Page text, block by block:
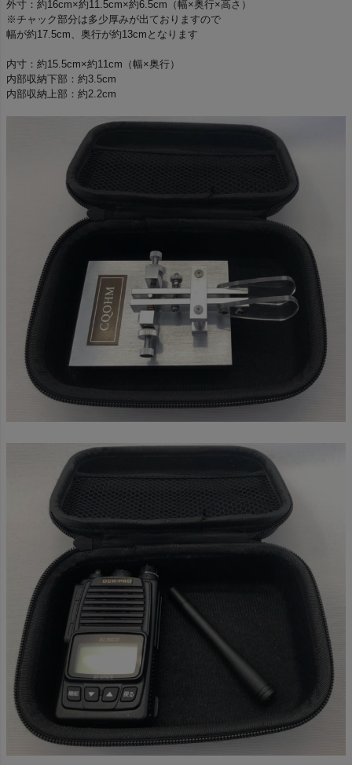
外寸：約16cm×約11.5cm×約6.5cm（幅×奥行×高さ）
※チャック部分は多少厚みが出ておりますので
幅が約17.5cm、奥行が約13cmとなります
内寸：約15.5cm×約11cm（幅×奥行）
内部収納下部：約3.5cm
内部収納上部：約2.2cm